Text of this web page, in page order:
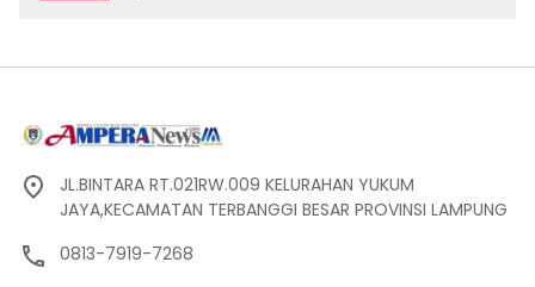
JL.BINTARA RT.021RW.009 KELURAHAN YUKUM
JAYA,KECAMATAN TERBANGGI BESAR PROVINSI LAMPUNG
0813-7919-7268